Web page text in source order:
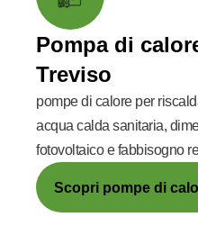
Pompa di
Treviso
pompe di calore per
acqua calda sanitaria,
fotovoltaico e fabbisogno
Scopri pompe di